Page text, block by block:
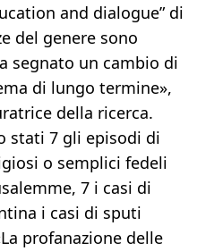
and dialogue” di
del genere sono
segnato un cambio di
di lungo termine»,
della ricerca.
stati 7 gli episodi di
o semplici fedeli
7 i casi di
i casi di sputi
profanazione delle